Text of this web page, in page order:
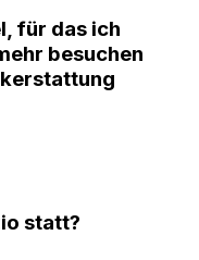
für das ich
besuchen
statt?